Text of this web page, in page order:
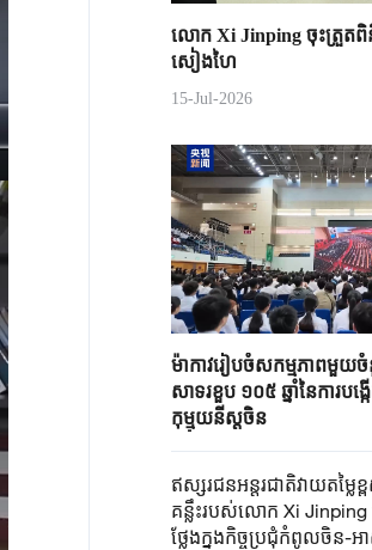
លោក Xi Jinping ចុះត្រួតពិនិ
សៀងហៃ
15-Jul-2026
ម៉ាកាវរៀបចំសកម្មភាពមួយ
សាទរខួប ១០៥ ឆ្នាំនៃការបង្ក
កុម្មុយនីស្តចិន
ឥស្សរជនអន្តរជាតិវាយតម្លៃ
គន្លឹះរបស់លោក Xi Jinping ប្រធា នរដ្
ថ្លែងក្នុងកិច្ចប្រជុំកំពូលចិន-